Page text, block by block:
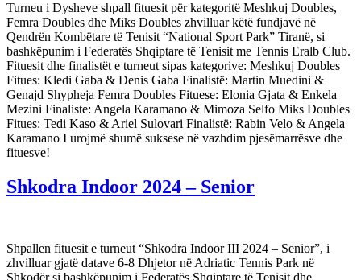
Turneu i Dysheve shpall fituesit për kategoritë Meshkuj Doubles,
Femra Doubles dhe Miks Doubles zhvilluar këtë fundjavë në
Qendrën Kombëtare të Tenisit “National Sport Park” Tiranë, si
bashkëpunim i Federatës Shqiptare të Tenisit me Tennis Eralb Club.
Fituesit dhe finalistët e turneut sipas kategorive: Meshkuj Doubles
Fitues: Kledi Gaba & Denis Gaba Finalistë: Martin Muedini &
Genajd Shypheja Femra Doubles Fituese: Elonia Gjata & Enkela
Mezini Finaliste: Angela Karamano & Mimoza Selfo Miks Doubles
Fitues: Tedi Kaso & Ariel Sulovari Finalistë: Rabin Velo & Angela
Karamano I urojmë shumë suksese në vazhdim pjesëmarrësve dhe
fituesve!
Shkodra Indoor 2024 – Senior
Shpallen fituesit e turneut “Shkodra Indoor III 2024 – Senior”, i
zhvilluar gjatë datave 6-8 Dhjetor në Adriatic Tennis Park në
Shkodër si bashkëpunim i Federatës Shqiptare të Tenisit dhe